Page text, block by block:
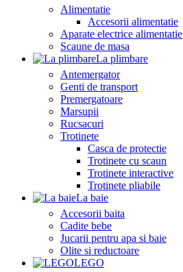
Alimentatie
Accesorii alimentatie
Aparate electrice alimentatie
Scaune de masa
La plimbare
Antemergator
Genti de transport
Premergatoare
Marsupii
Rucsacuri
Trotinete
Casca de protectie
Trotinete cu scaun
Trotinete interactive
Trotinete pliabile
La baie
Accesorii baita
Cadite bebe
Jucarii pentru apa si baie
Olite si reductoare
LEGO